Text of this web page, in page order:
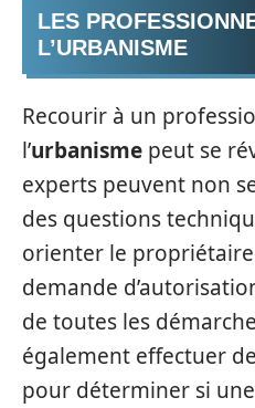
LES
L’URBANISME
Recourir à un
l’urbanisme peut se
experts peuvent non
des questions
orienter le
demande
de toutes les
également effectuer
pour déterminer si